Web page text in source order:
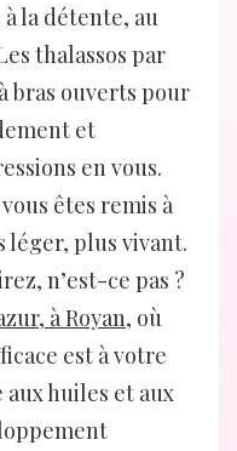
la détente, au
thalassos par
bras ouverts pour
et
en vous.
êtes remis à
léger, plus vivant.
n’est-ce pas ?
à Royan, où
est à votre
huiles et aux